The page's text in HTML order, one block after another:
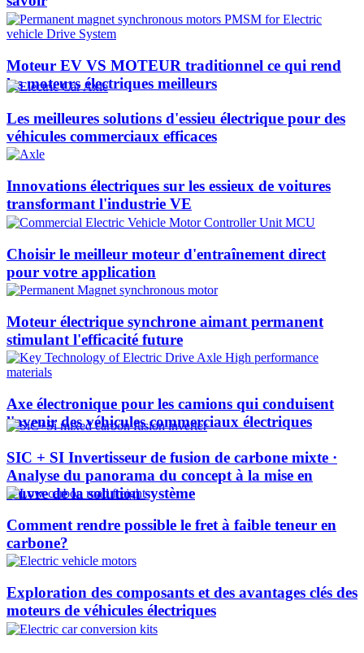
Moteur EV VS MOTEUR traditionnel ce qui rend
les moteurs électriques meilleurs
Les meilleures solutions d'essieu électrique pour des
véhicules commerciaux efficaces
Innovations électriques sur les essieux de voitures
transformant l'industrie VE
Choisir le meilleur moteur d'entraînement direct
pour votre application
Moteur électrique synchrone aimant permanent
stimulant l'efficacité future
Axe électronique pour les camions qui conduisent
l'avenir des véhicules commerciaux électriques
SIC + SI Invertisseur de fusion de carbone mixte ·
Analyse du panorama du concept à la mise en
œuvre de la solution système
Comment rendre possible le fret à faible teneur en
carbone?
Exploration des composants et des avantages clés des
moteurs de véhicules électriques